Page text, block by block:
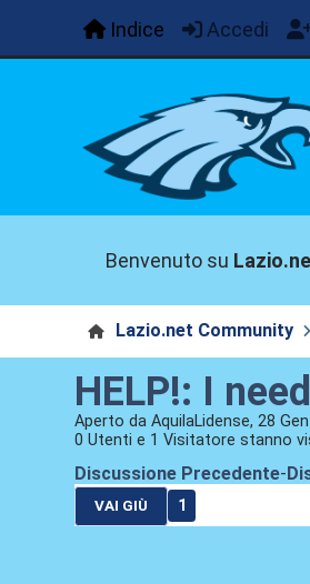
Indice Accedi
Benvenuto su
Lazio.net Community
HELP!: I
Aperto da AquilaLidense, 28
0 Utenti e 1 Visitatore stanno
Discussione Precedente-
VAI GIÙ 1